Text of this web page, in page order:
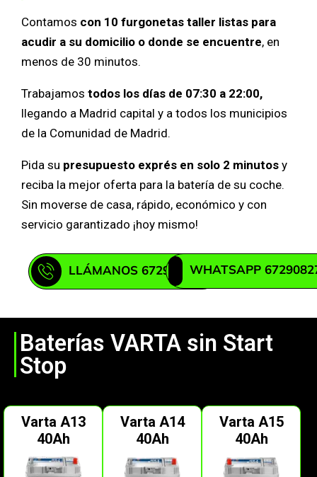
Contamos con 10 furgonetas taller listas para
acudir a su domicilio o donde se encuentre, en
menos de 30 minutos.
Trabajamos todos los días de 07:30 a 22:00,
llegando a Madrid capital y a todos los municipios
de la Comunidad de Madrid.
Pida su presupuesto exprés en solo 2 minutos y
reciba la mejor oferta para la batería de su coche.
Sin moverse de casa, rápido, económico y con
servicio garantizado ¡hoy mismo!
LLÁMANOS 672908271WHATSAPP
Baterías VARTA sin Start
Stop
Varta A13
40Ah
Varta A14
40Ah
Varta A15
40Ah